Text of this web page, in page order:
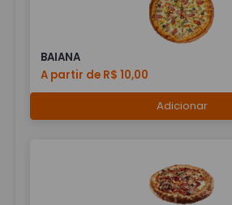
BAIANA
A partir de R$ 10,00
Adicionar